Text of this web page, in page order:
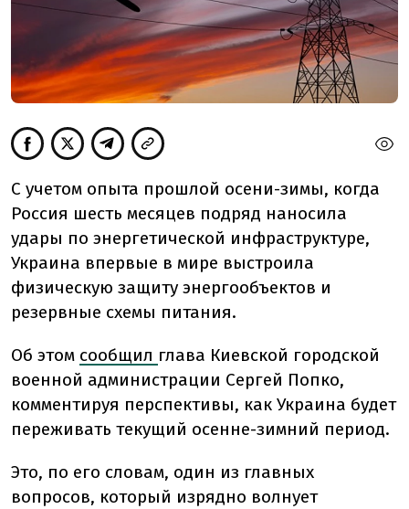
С учетом опыта прошлой осени-зимы, когда
Россия шесть месяцев подряд наносила
удары по энергетической инфраструктуре,
Украина впервые в мире выстроила
физическую защиту энергообъектов и
резервные схемы питания.
Об этом сообщил глава Киевской городской
военной администрации Сергей Попко,
комментируя перспективы, как Украина будет
переживать текущий осенне-зимний период.
Это, по его словам, один из главных
вопросов, который изрядно волнует